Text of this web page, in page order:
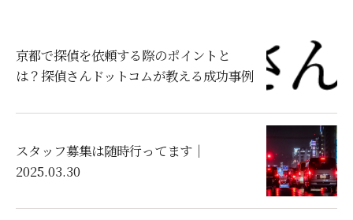
京都で探偵を依頼する際のポイントと
は？探偵さんドットコムが教える成功事例
スタッフ募集は随時行ってます｜
2025.03.30